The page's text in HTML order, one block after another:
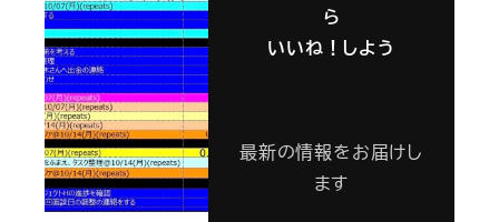
ら
いいね！しよう
最新の情報をお届けし
ます